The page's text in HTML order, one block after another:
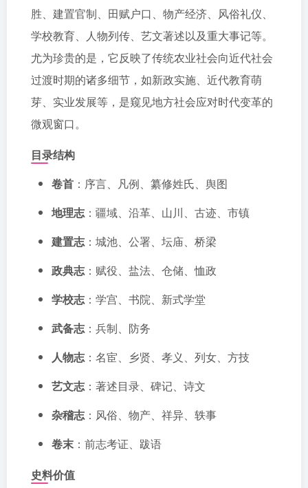
胜、建置官制、田赋户口、物产经济、风俗礼仪、
学校教育、人物列传、艺文著述以及重大事记等。
尤为珍贵的是，它反映了传统农业社会向近代社会
过渡时期的诸多细节，如新政实施、近代教育萌
芽、实业发展等，是窥见地方社会应对时代变革的
微观窗口。
目录结构
卷首 ：序言、凡例、纂修姓氏、舆图
地理志：疆域、沿革、山川、古迹、市镇
建置志：城池、公署、坛庙、桥梁
政典志：赋役、盐法、仓储、恤政
学校志：学宫、书院、新式学堂
武备志：兵制、防务
人物志：名宦、乡贤、孝义、列女、方技
艺文志：著述目录、碑记、诗文
杂稽志：风俗、物产、祥异、轶事
卷末 ：前志考证、跋语
史料价值